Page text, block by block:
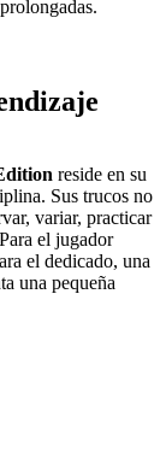
reside en su
Sus trucos no
variar, practicar
el jugador
el dedicado, una
una pequeña